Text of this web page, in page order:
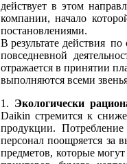
действует в этом
компании, начало
постановлениями.
В результате действия
повседневной
отражается в принятии
выполняются всеми
1. Экологически
Daikin стремится к
продукции.
персонал поощряется за
предметов, которые